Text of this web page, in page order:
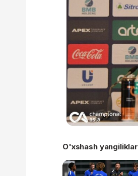
O'xshash yangiliklar